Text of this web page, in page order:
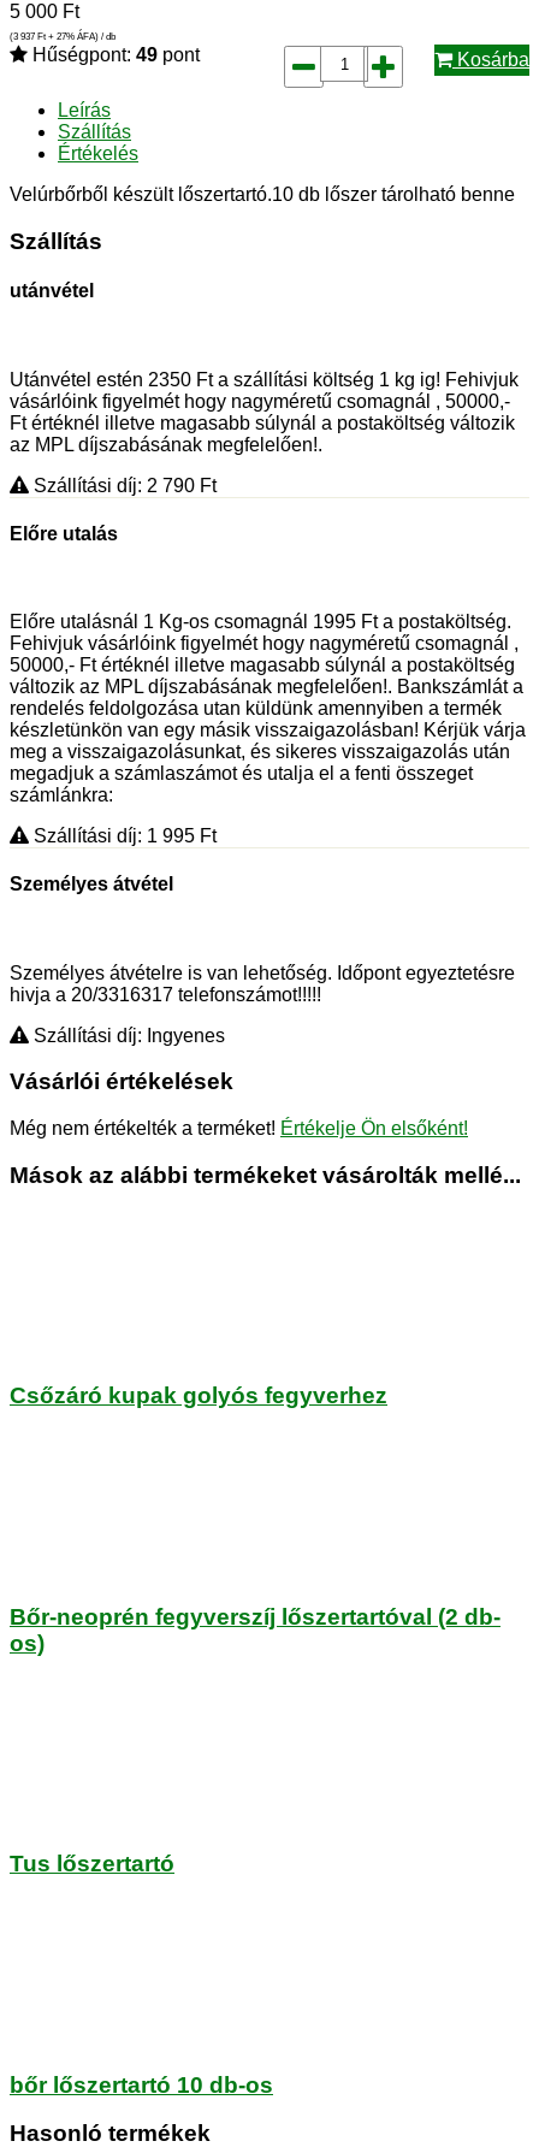
5 000 Ft
(3 937 Ft + 27% ÁFA) / db
Hűségpont: 49 pont Kosárba
Leírás
Szállítás
Értékelés
Velúrbőrből készült lőszertartó.10 db lőszer tárolható benne
Szállítás
utánvétel
Utánvétel estén 2350 Ft a szállítási költség 1 kg ig! Fehivjuk
vásárlóink figyelmét hogy nagyméretű csomagnál , 50000,-
Ft értéknél illetve magasabb súlynál a postaköltség változik
az MPL díjszabásának megfelelően!.
Szállítási díj: 2 790 Ft
Előre utalás
Előre utalásnál 1 Kg-os csomagnál 1995 Ft a postaköltség.
Fehivjuk vásárlóink figyelmét hogy nagyméretű csomagnál ,
50000,- Ft értéknél illetve magasabb súlynál a postaköltség
változik az MPL díjszabásának megfelelően!. Bankszámlát a
rendelés feldolgozása utan küldünk amennyiben a termék
készletünkön van egy másik visszaigazolásban! Kérjük várja
meg a visszaigazolásunkat, és sikeres visszaigazolás után
megadjuk a számlaszámot és utalja el a fenti összeget
számlánkra:
Szállítási díj: 1 995 Ft
Személyes átvétel
Személyes átvételre is van lehetőség. Időpont egyeztetésre
hivja a 20/3316317 telefonszámot!!!!!
Szállítási díj: Ingyenes
Vásárlói értékelések
Még nem értékelték a terméket! Értékelje Ön elsőként!
Mások az alábbi termékeket vásárolták mellé...
Csőzáró kupak golyós fegyverhez
Bőr-neoprén fegyverszíj lőszertartóval (2 db-
os)
Tus lőszertartó
bőr lőszertartó 10 db-os
Hasonló termékek